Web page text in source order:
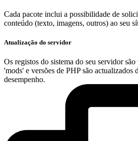
Cada pacote inclui a possibilidade de
conteúdo (texto, imagens, outros) ao seu
Atualização do servidor
Os registos do sistema do seu servidor
'mods' e versões de PHP são actualizados
desempenho.